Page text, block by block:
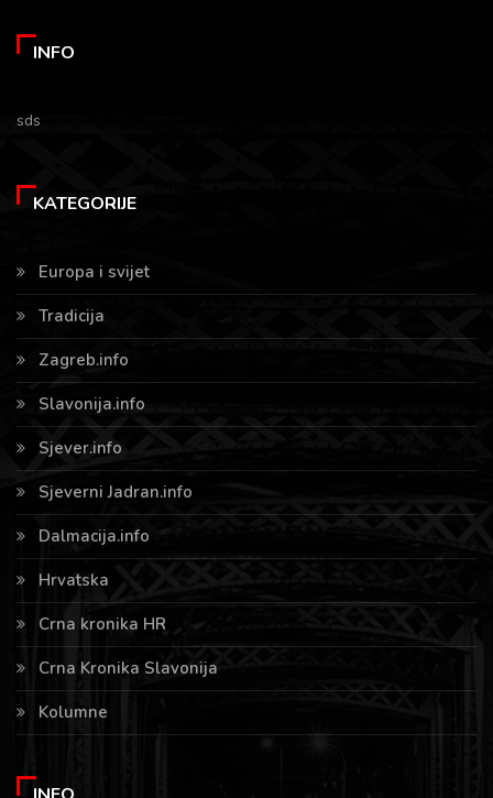
INFO
sds
KATEGORIJE
Europa i svijet
Tradicija
Zagreb.info
Slavonija.info
Sjever.info
Sjeverni Jadran.info
Dalmacija.info
Hrvatska
Crna kronika HR
Crna Kronika Slavonija
Kolumne